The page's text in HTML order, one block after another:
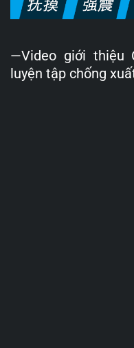
—Video giới thiệu
luyện tập chống